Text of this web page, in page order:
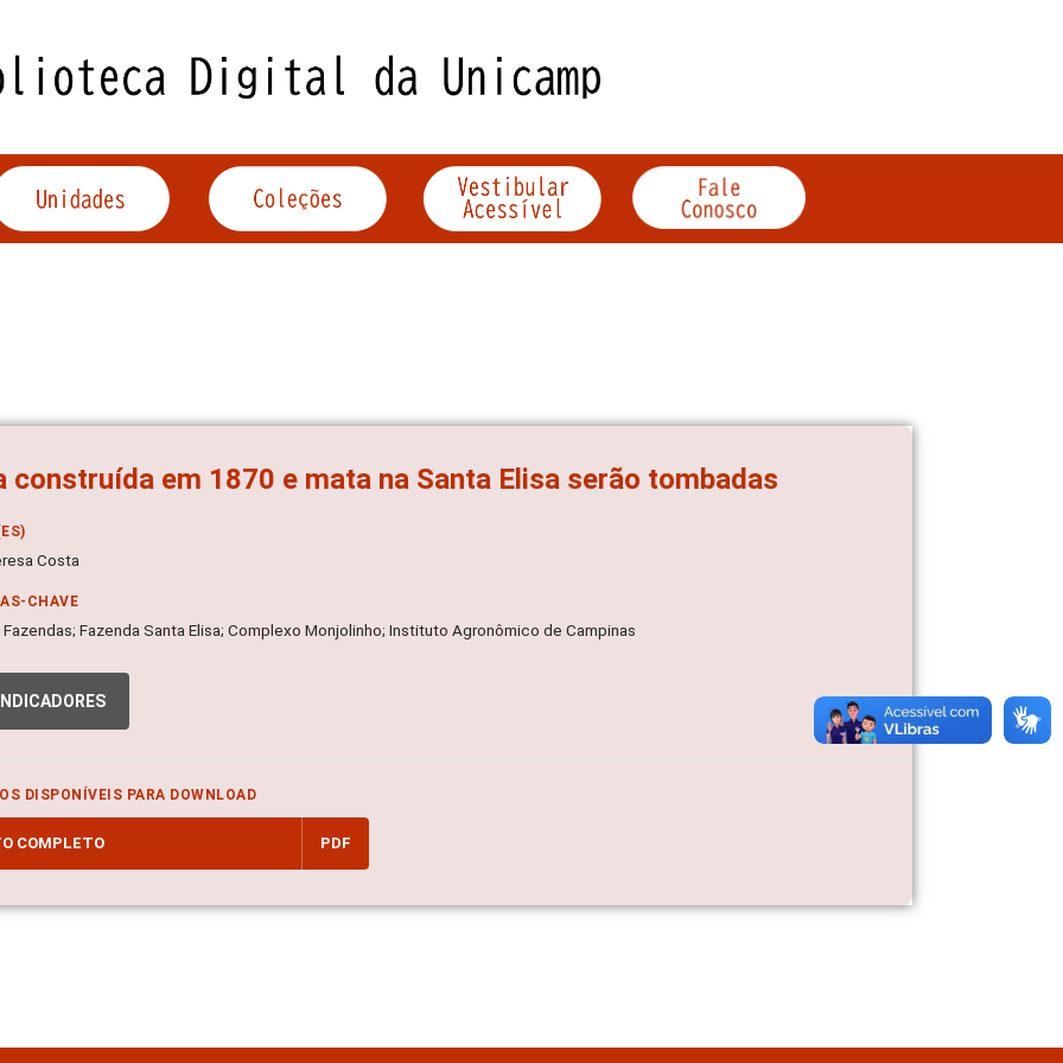
construída em 1870 e mata na Santa Elisa serão tombadas
Costa
CHAVE
Fazendas; Fazenda Santa Elisa; Complexo Monjolinho; Instituto Agronômico de Campinas
INDICADORES
DISPONÍVEIS PARA DOWNLOAD
COMPLETO PDF